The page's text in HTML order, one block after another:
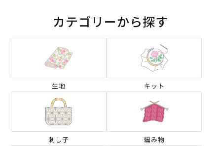
カテゴリーから探す
生地 キット
刺し子 編み物